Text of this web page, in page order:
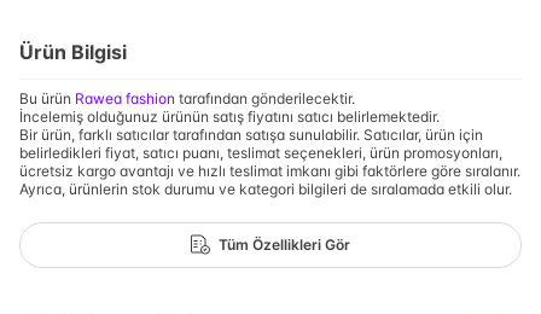
Ürün Bilgisi
Bu ürün Rawea fashion tarafından gönderilecektir.
İncelemiş olduğunuz ürünün satış fiyatını satıcı belirlemektedir.
Bir ürün, farklı satıcılar tarafından satışa sunulabilir. Satıcılar, ürün için
belirledikleri fiyat, satıcı puanı, teslimat seçenekleri, ürün promosyonları,
ücretsiz kargo avantajı ve hızlı teslimat imkanı gibi faktörlere göre sıralanır.
Ayrıca, ürünlerin stok durumu ve kategori bilgileri de sıralamada etkili olur.
Tüm Özellikleri Gör